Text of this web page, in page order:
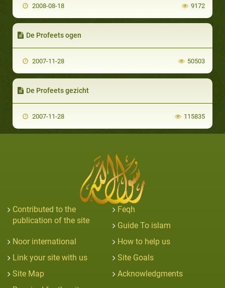
2008-08-18 9172
De Profeets ogen
2007-11-28 50503
De Profeets gezicht
2007-11-28 115835
Contributed to the
publication of the site
Feqh
Guide To islam
Noor international
How to help us
Link your site with us
Site Goals
Site Map
Acknowledgments